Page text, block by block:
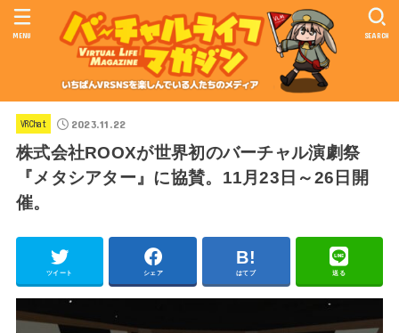
SEARCH
MENU
VRChat 2023.11.22
株式会社ROOXが世界初のバーチャル演劇祭
『メタシアター』に協賛。11月23日～26日開
催。
ツイート シェア はてブ 送る